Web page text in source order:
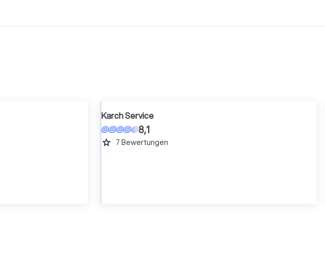
Karch Service
8,1
grade 7 Bewertungen